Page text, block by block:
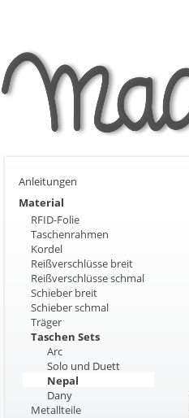
Anleitungen
Material
RFID-Folie
Taschenrahmen
Kordel
Reißverschlüsse breit
Reißverschlüsse schmal
Schieber breit
Schieber schmal
Träger
Taschen Sets
Arc
Solo und Duett
Nepal
Dany
Metallteile